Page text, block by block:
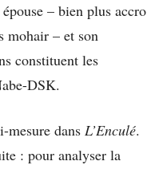
– bien plus accro
mohair – et son
constituent les
DSK.
mesure dans L’Enculé.
: pour analyser la